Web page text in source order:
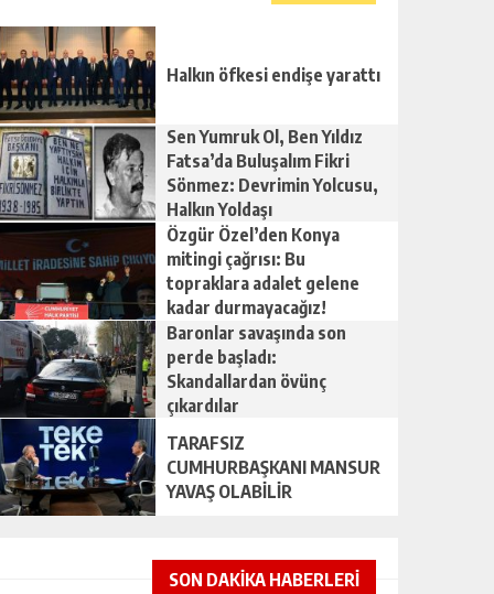
Halkın öfkesi endişe yarattı
Sen Yumruk Ol, Ben Yıldız
Fatsa’da Buluşalım Fikri
Sönmez: Devrimin Yolcusu,
Halkın Yoldaşı
Özgür Özel’den Konya
mitingi çağrısı: Bu
topraklara adalet gelene
kadar durmayacağız!
Baronlar savaşında son
perde başladı:
Skandallardan övünç
çıkardılar
TARAFSIZ
CUMHURBAŞKANI MANSUR
YAVAŞ OLABİLİR
SON DAKİKA HABERLERİ